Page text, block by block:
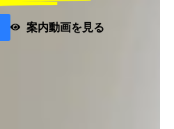
案内動画を見る